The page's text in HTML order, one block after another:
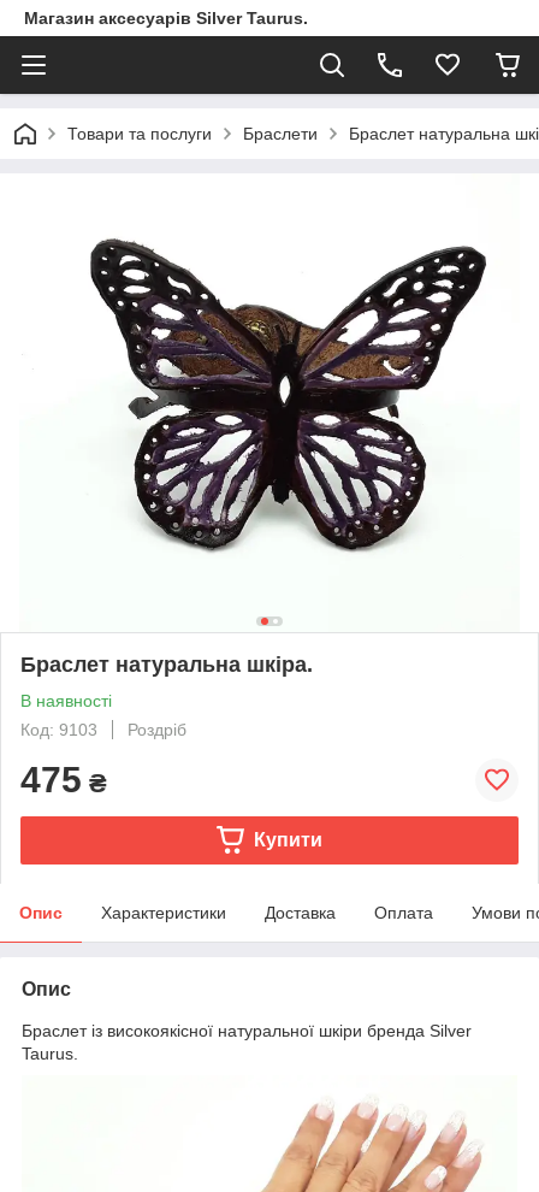
Магазин аксесуарів Silver Taurus.
Товари та послуги Браслети Браслет натуральна
Браслет натуральна шкіра.
В наявності
Код: 9103
Роздріб
475 ₴
Купити
Опис Характеристики Доставка Оплата Умови
Опис
Браслет із високоякісної натуральної шкіри бренда Silver
Taurus.